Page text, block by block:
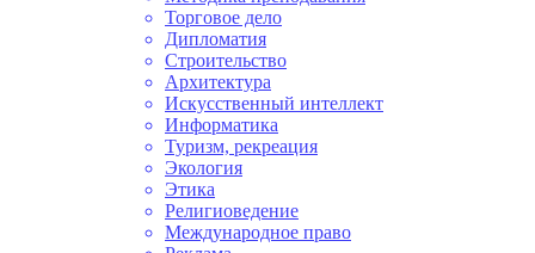
Торговое дело
Дипломатия
Строительство
Архитектура
Искусственный интеллект
Информатика
Туризм, рекреация
Экология
Этика
Религиоведение
Международное право